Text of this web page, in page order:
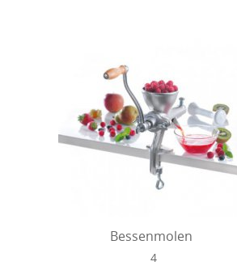
Bessenmolen
4